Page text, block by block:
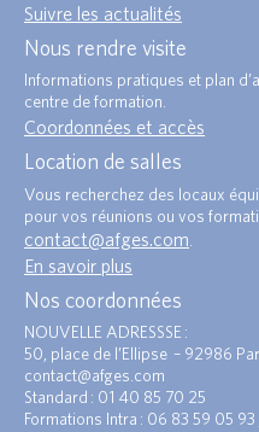
Suivre les actualités
Nous rendre visite
Informations pratiques et plan
centre de formation.
Coordonnées et accès
Location de salles
Vous recherchez des locaux
pour vos réunions ou vos
contact@afges.com
En savoir plus
Nos coordonnées
NOUVELLE ADRESSSE :
50, place de l’Ellipse – 92986
contact@afges.com
Standard : 01 40 85 70 25
Formations Intra : 06 83 59 05